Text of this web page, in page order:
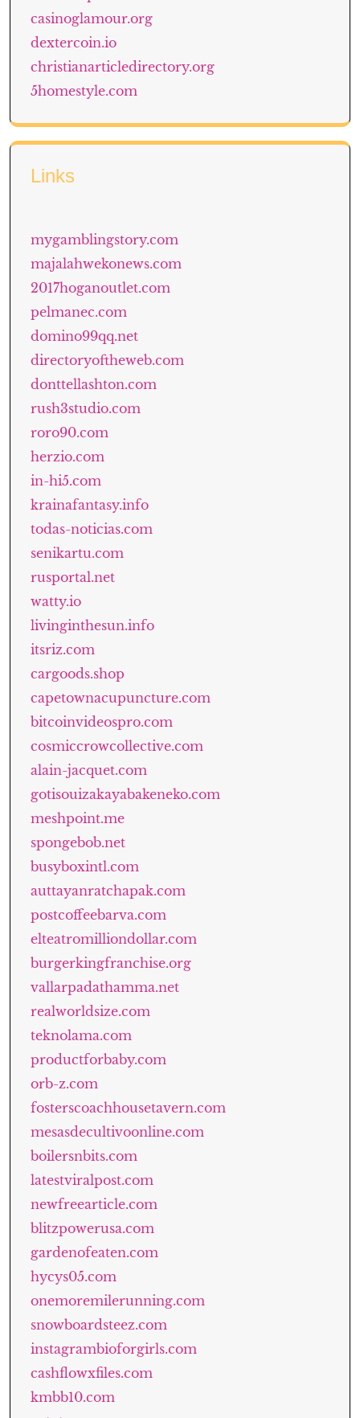
casinoglamour.org
dextercoin.io
christianarticledirectory.org
5homestyle.com
Links
mygamblingstory.com
majalahwekonews.com
2017hoganoutlet.com
pelmanec.com
domino99qq.net
directoryoftheweb.com
donttellashton.com
rush3studio.com
roro90.com
herzio.com
in-hi5.com
krainafantasy.info
todas-noticias.com
senikartu.com
rusportal.net
watty.io
livinginthesun.info
itsriz.com
cargoods.shop
capetownacupuncture.com
bitcoinvideospro.com
cosmiccrowcollective.com
alain-jacquet.com
gotisouizakayabakeneko.com
meshpoint.me
spongebob.net
busyboxintl.com
auttayanratchapak.com
postcoffeebarva.com
elteatromilliondollar.com
burgerkingfranchise.org
vallarpadathamma.net
realworldsize.com
teknolama.com
productforbaby.com
orb-z.com
fosterscoachhousetavern.com
mesasdecultivoonline.com
boilersnbits.com
latestviralpost.com
newfreearticle.com
blitzpowerusa.com
gardenofeaten.com
hycys05.com
onemoremilerunning.com
snowboardsteez.com
instagrambioforgirls.com
cashflowxfiles.com
kmbb10.com